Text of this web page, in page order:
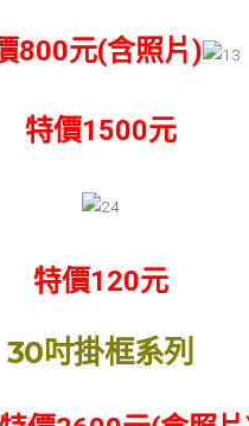
800元(含照片)
特價1500元
特價120元
30吋掛框系列